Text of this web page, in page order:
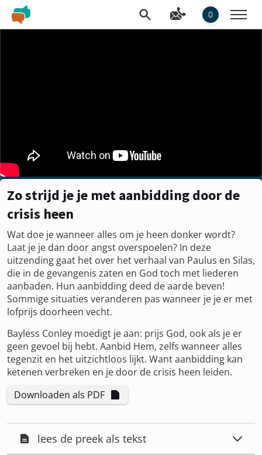
0
Zo strijd je je met aanbidding door de
crisis heen
Wat doe je wanneer alles om je heen donker wordt?
Laat je je dan door angst overspoelen? In deze
uitzending gaat het over het verhaal van Paulus en Silas,
die in de gevangenis zaten en God toch met liederen
aanbaden. Hun aanbidding deed de aarde beven!
Sommige situaties veranderen pas wanneer je je er met
lofprijs doorheen vecht.
Bayless Conley moedigt je aan: prijs God, ook als je er
geen gevoel bij hebt. Aanbid Hem, zelfs wanneer alles
tegenzit en het uitzichtloos lijkt. Want aanbidding kan
ketenen verbreken en je door de crisis heen leiden.
Downloaden als PDF
lees de preek als tekst